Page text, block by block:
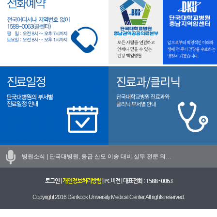
병원소식 | 단국대병원, 응급 산모 이송 대비 실무 전문 워…
로그인| 개인정보처리방침| PC버전| 대표전화 : 1588 - 0063
Copyright 2016 Dankook University Medical Center. All rights reserved.